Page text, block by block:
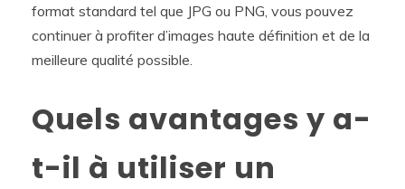
format standard tel que JPG ou PNG, vous pouvez
continuer à profiter d’images haute définition et de la
meilleure qualité possible.
Quels avantages y a-
t-il à utiliser un